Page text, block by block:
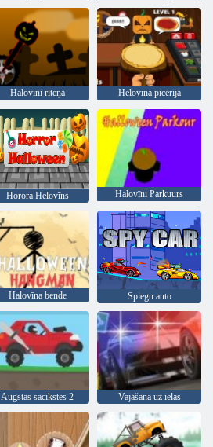
Halovīni riteņa Helovīna picērija
Horora Helovīns Halovīni Parkuurs
Halovīna bende Spiegu auto
Augstas sacīkstes 2 Vajāšana uz ielas